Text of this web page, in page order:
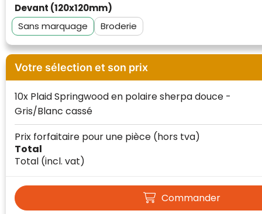
Devant (120x120mm)
Sans marquage
Broderie
Votre sélection et son prix
10x Plaid Springwood en polaire sherpa douce -
Gris/Blanc cassé
Total
Total (incl. vat)
Prix forfaitaire pour une pièce (hors tva)
Commander
Klantenbeoordelingen laten zien hoe een